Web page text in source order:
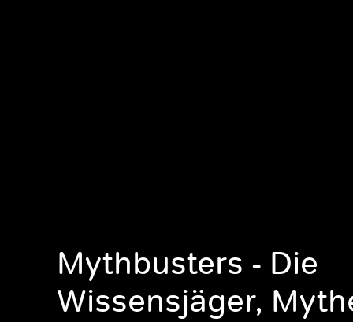
Mythbusters - Die
Wissensjäger,